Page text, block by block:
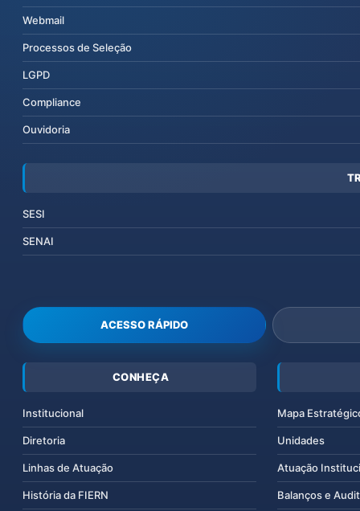
Webmail
Processos de Seleção
LGPD
Compliance
Ouvidoria
SESI
SENAI
ACESSO RÁPIDO
CONHEÇA
Institucional
Diretoria
Linhas de Atuação
História da FIERN
Mapa
Unidades
Atuação
Balanços e